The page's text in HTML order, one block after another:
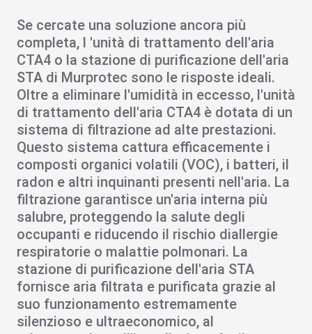
Se cercate una soluzione ancora più
completa, l 'unità di trattamento dell'aria
CTA4 o la stazione di purificazione dell'aria
STA di Murprotec sono le risposte ideali.
Oltre a eliminare l'umidità in eccesso, l'unità
di trattamento dell'aria CTA4 è dotata di un
sistema di filtrazione ad alte prestazioni.
Questo sistema cattura efficacemente i
composti organici volatili (VOC), i batteri, il
radon e altri inquinanti presenti nell'aria. La
filtrazione garantisce un'aria interna più
salubre, proteggendo la salute degli
occupanti e riducendo il rischio diallergie
respiratorie o malattie polmonari. La
stazione di purificazione dell'aria STA
fornisce aria filtrata e purificata grazie al
suo funzionamento estremamente
silenzioso e ultraeconomico, al